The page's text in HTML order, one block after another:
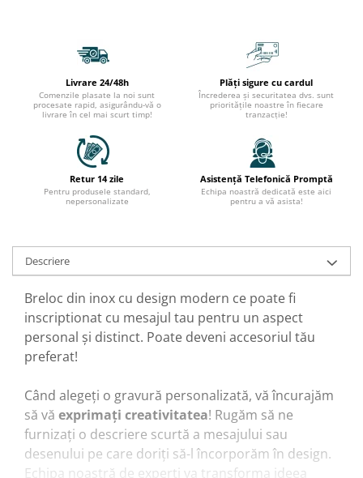
Livrare 24/48h
Comenzile plasate la noi sunt
procesate rapid, asigurându-vă o
livrare în cel mai scurt timp!
Plăți sigure cu cardul
Încrederea și securitatea dvs. sunt
prioritățile noastre în fiecare
tranzacție!
Retur 14 zile
Pentru produsele standard,
nepersonalizate
Asistență Telefonică Promptă
Echipa noastră dedicată este aici
pentru a vă asista!
Descriere
Breloc din inox cu design modern ce poate fi
inscriptionat cu mesajul tau pentru un aspect
personal și distinct. Poate deveni accesoriul tău
preferat!
Când alegeți o gravură personalizată, vă încurajăm
să vă exprimați creativitatea! Rugăm să ne
furnizați o descriere scurtă a mesajului sau
desenului pe care doriți să-l încorporăm în design.
Echipa noastră de experți va transforma ideea